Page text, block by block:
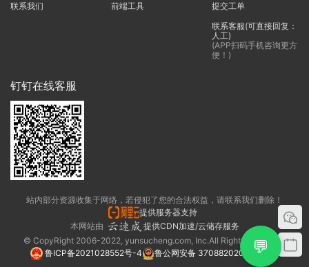
联系我们
前端工具
提交工单
联系客服(可直接回复：
人工)
(APP扫码手机咨询更方
便！)
钉钉在线客服
站内部分资源收集于网络，若侵犯了您的合法权益，请联系我们删除！
提供服务器支持
本网站由
提供CDN加速/云储存服务
© CopyRight 2006-2022, yunsucheng.com, Inc.All Rights Reserved.
鲁ICP备2021028552号-4
鲁公网安备 37088202000325号
💬